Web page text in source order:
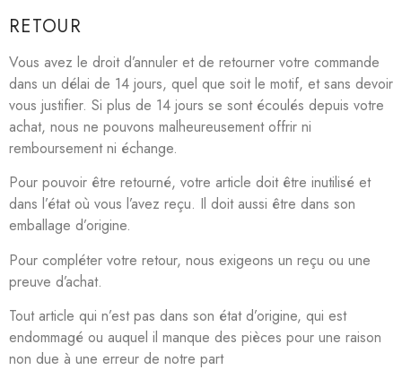
RETOUR
Vous avez le droit d’annuler et de retourner votre commande
dans un délai de 14 jours, quel que soit le motif, et sans devoir
vous justifier. Si plus de 14 jours se sont écoulés depuis votre
achat, nous ne pouvons malheureusement offrir ni
remboursement ni échange.
Pour pouvoir être retourné, votre article doit être inutilisé et
dans l’état où vous l’avez reçu. Il doit aussi être dans son
emballage d’origine.
Pour compléter votre retour, nous exigeons un reçu ou une
preuve d’achat.
Tout article qui n’est pas dans son état d’origine, qui est
endommagé ou auquel il manque des pièces pour une raison
non due à une erreur de notre part